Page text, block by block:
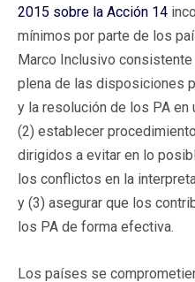
2015 sobre la Acción 14
mínimos por parte de los
Marco Inclusivo
plena de las disposiciones
y la resolución de los PA
(2) establecer
dirigidos a evitar en lo
los conflictos en la
y (3) asegurar que los
los PA de forma efectiva.
Los países se